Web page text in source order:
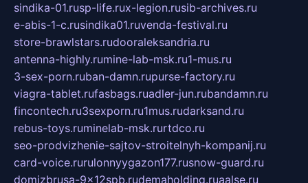
sindika-01.rusp-life.rux-legion.rusib-archives.ru
e-abis-1-c.rusindika01.ruvenda-festival.ru
store-brawlstars.rudooraleksandria.ru
antenna-highly.rumine-lab-msk.ru1-mus.ru
3-sex-porn.ruban-damn.rupurse-factory.ru
viagra-tablet.rufasbags.ruadler-jun.rubandamn.ru
fincontech.ru3sexporn.ru1mus.rudarksand.ru
rebus-toys.ruminelab-msk.rurtdco.ru
seo-prodvizhenie-sajtov-stroitelnyh-kompanij.ru
card-voice.rurulonnyygazon177.rusnow-guard.ru
domizbrusa-9x12spb.rudemaholding.ruaalse.ru